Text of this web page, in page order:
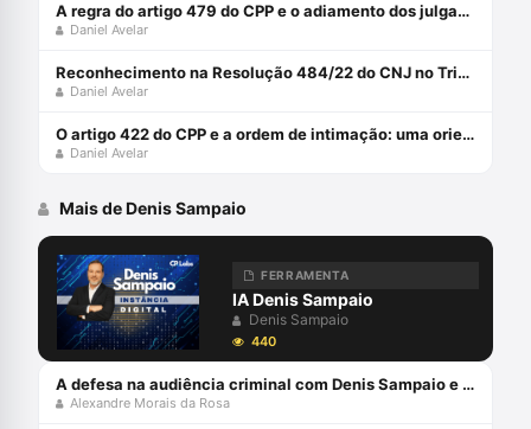
A regra do artigo 479 do CPP e o adiamento dos julgamentos
Daniel Avelar
Reconhecimento na Resolução 484/22 do CNJ no Tribunal do Júri
Daniel Avelar
O artigo 422 do CPP e a ordem de intimação: uma orientação constitucional
Daniel Avelar
Mais de Denis Sampaio
FERRAMENTA
IA Denis Sampaio
Denis Sampaio
440
A defesa na audiência criminal com Denis Sampaio e Alexandre Morais da Rosa
Alexandre Morais da Rosa